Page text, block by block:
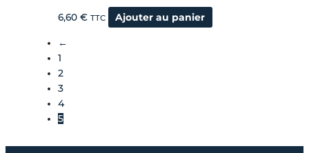
6,60 € TTC Ajouter au panier
←
1
2
3
4
5